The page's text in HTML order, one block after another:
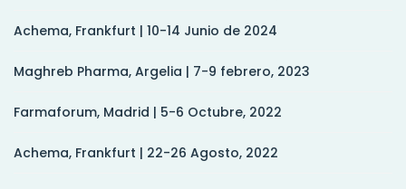
Achema, Frankfurt | 10-14 Junio de 2024
Maghreb Pharma, Argelia | 7-9 febrero, 2023
Farmaforum, Madrid | 5-6 Octubre, 2022
Achema, Frankfurt | 22-26 Agosto, 2022